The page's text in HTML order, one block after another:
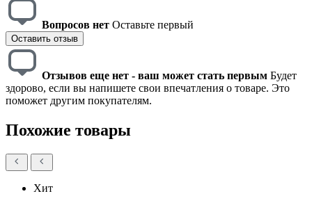
Вопросов нет Оставьте первый
Оставить отзыв
Отзывов еще нет - ваш может стать первым Будет
здорово, если вы напишете свои впечатления о товаре. Это
поможет другим покупателям.
Похожие товары
Хит